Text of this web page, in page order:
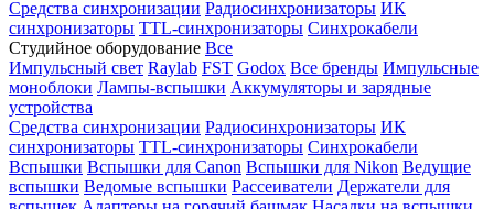
Средства синхронизации Радиосинхронизаторы ИК
синхронизаторы TTL-синхронизаторы Синхрокабели
Студийное оборудование Все
Импульсный свет Raylab FST Godox Все бренды Импульсные
моноблоки Лампы-вспышки Аккумуляторы и зарядные
устройства
Средства синхронизации Радиосинхронизаторы ИК
синхронизаторы TTL-синхронизаторы Синхрокабели
Вспышки Вспышки для Canon Вспышки для Nikon Ведущие
вспышки Ведомые вспышки Рассеиватели Держатели для